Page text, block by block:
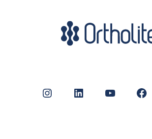
Instagram LinkedIn Youtube Facebook